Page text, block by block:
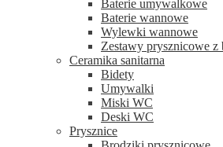
Baterie umywalkowe
Baterie wannowe
Wylewki wannowe
Zestawy prysznicowe z
Ceramika sanitarna
Bidety
Umywalki
Miski WC
Deski WC
Prysznice